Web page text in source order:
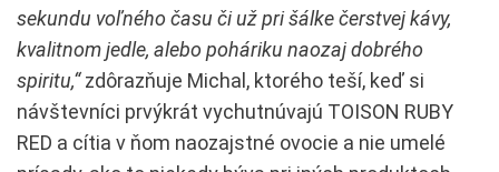
sekundu voľného času či už pri šálke čerstvej kávy,
kvalitnom jedle, alebo poháriku naozaj dobrého
spiritu,“zdôrazňuje Michal, ktorého teší, keď si
návštevníci prvýkrát vychutnúvajú TOISON RUBY
RED a cítia v ňom naozajstné ovocie a nie umelé